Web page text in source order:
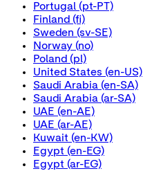
Portugal (pt-PT)
Finland (fi)
Sweden (sv-SE)
Norway (no)
Poland (pl)
United States (en-US)
Saudi Arabia (en-SA)
Saudi Arabia (ar-SA)
UAE (en-AE)
UAE (ar-AE)
Kuwait (en-KW)
Egypt (en-EG)
Egypt (ar-EG)